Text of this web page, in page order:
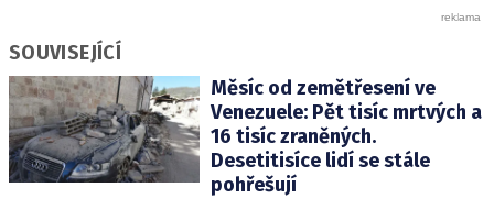
SOUVISEJÍCÍ
Měsíc od zemětřesení ve
Venezuele: Pět tisíc mrtvých a
16 tisíc zraněných.
Desetitisíce lidí se stále
pohřešují